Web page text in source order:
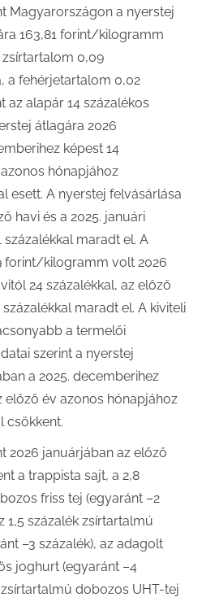
Magyarországon a nyerstej
163,81 forint/kilogramm
0,09
a fehérjetartalom 0,02
az alapár 14 százalékos
átlagára 2026
képest 14
hónapjához
esett. A nyerstej felvásárlása
havi és a 2025. januári
maradt el. A
forint/kilogramm volt 2026
24 százalékkal, az előző
maradt el. A kiviteli
a termelői
szerint a nyerstej
a 2025. decemberihez
előző év azonos hónapjához
csökkent.
2026 januárjában az előző
a trappista sajt, a 2,8
friss tej (egyaránt –2
1,5 százalék zsírtartalmú
–3 százalék), az adagolt
joghurt (egyaránt –4
zsírtartalmú dobozos UHT-tej